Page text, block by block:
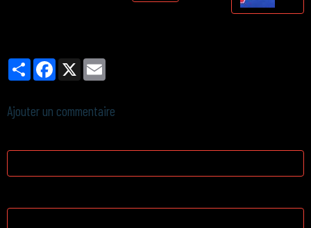
PartagerFacebook
X
Ajouter un commentaire